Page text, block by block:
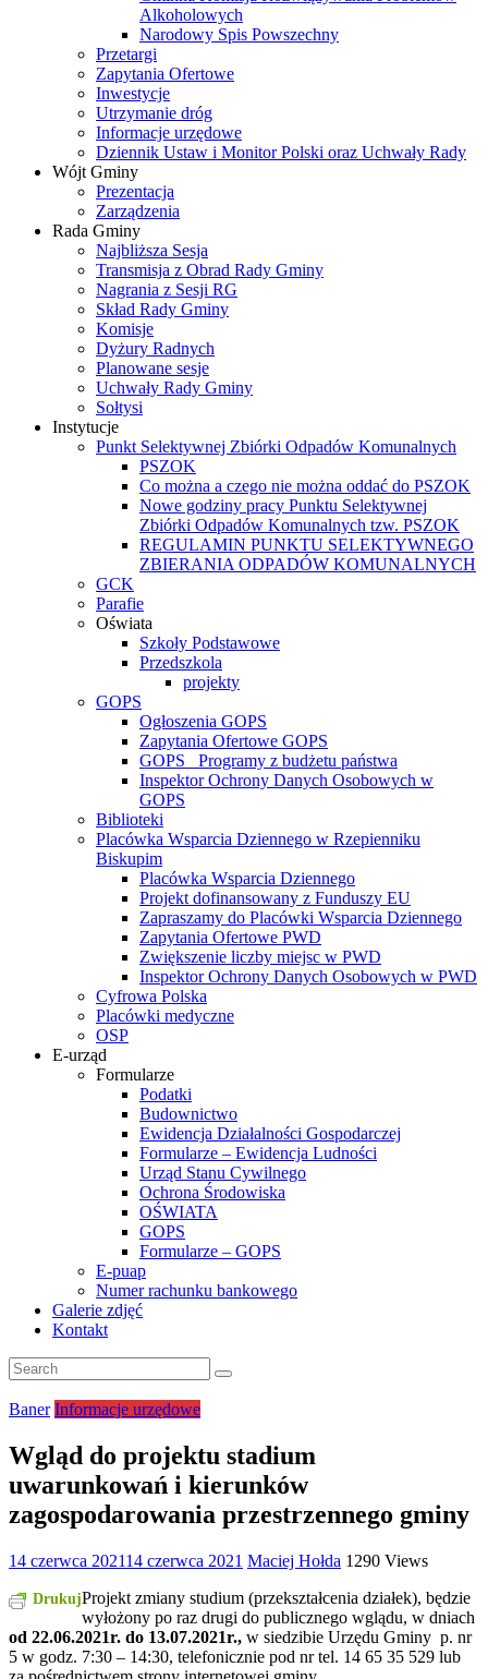
Alkoholowych
Narodowy Spis Powszechny
Przetargi
Zapytania Ofertowe
Inwestycje
Utrzymanie dróg
Informacje urzędowe
Dziennik Ustaw i Monitor Polski oraz Uchwały Rady
Wójt Gminy
Prezentacja
Zarządzenia
Rada Gminy
Najbliższa Sesja
Transmisja z Obrad Rady Gminy
Nagrania z Sesji RG
Skład Rady Gminy
Komisje
Dyżury Radnych
Planowane sesje
Uchwały Rady Gminy
Sołtysi
Instytucje
Punkt Selektywnej Zbiórki Odpadów Komunalnych
PSZOK
Co można a czego nie można oddać do PSZOK
Nowe godziny pracy Punktu Selektywnej
Zbiórki Odpadów Komunalnych tzw. PSZOK
REGULAMIN PUNKTU SELEKTYWNEGO
ZBIERANIA ODPADÓW KOMUNALNYCH
GCK
Parafie
Oświata
Szkoły Podstawowe
Przedszkola
projekty
GOPS
Ogłoszenia GOPS
Zapytania Ofertowe GOPS
GOPS_ Programy z budżetu państwa
Inspektor Ochrony Danych Osobowych w
GOPS
Biblioteki
Placówka Wsparcia Dziennego w Rzepienniku
Biskupim
Placówka Wsparcia Dziennego
Projekt dofinansowany z Funduszy EU
Zapraszamy do Placówki Wsparcia Dziennego
Zapytania Ofertowe PWD
Zwiększenie liczby miejsc w PWD
Inspektor Ochrony Danych Osobowych w PWD
Cyfrowa Polska
Placówki medyczne
OSP
E-urząd
Formularze
Podatki
Budownictwo
Ewidencja Działalności Gospodarczej
Formularze – Ewidencja Ludności
Urząd Stanu Cywilnego
Ochrona Środowiska
OŚWIATA
GOPS
Formularze – GOPS
E-puap
Numer rachunku bankowego
Galerie zdjęć
Kontakt
Baner Informacje urzędowe
Wgląd do projektu stadium
uwarunkowań i kierunków
zagospodarowania przestrzennego gminy
14 czerwca 202114 czerwca 2021 Maciej Hołda 1290 Views
DrukujProjekt zmiany studium (przekształcenia działek), będzie
wyłożony po raz drugi do publicznego wglądu, w dniach
od 22.06.2021r. do 13.07.2021r., w siedzibie Urzędu Gminy p. nr
5 w godz. 7:30 – 14:30, telefonicznie pod nr tel. 14 65 35 529 lub